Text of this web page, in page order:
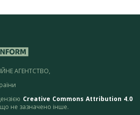
АГЕНТСТВО,
Creative Commons Attribution 4.0
не зазначено інше.